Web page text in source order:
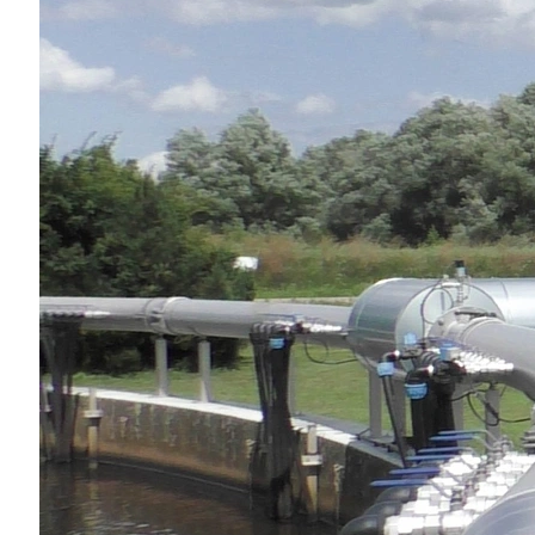
Aquatech Amsterdam
Brau Beviale
Hannover Messe
IFAT
Tausendwasser
Energieeffizienz & Nachhaltigkeit